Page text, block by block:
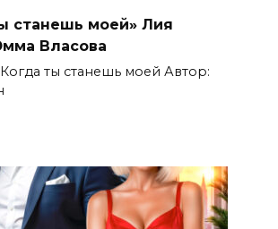
станешь моей» Лия
Власова
ты станешь моей Автор: